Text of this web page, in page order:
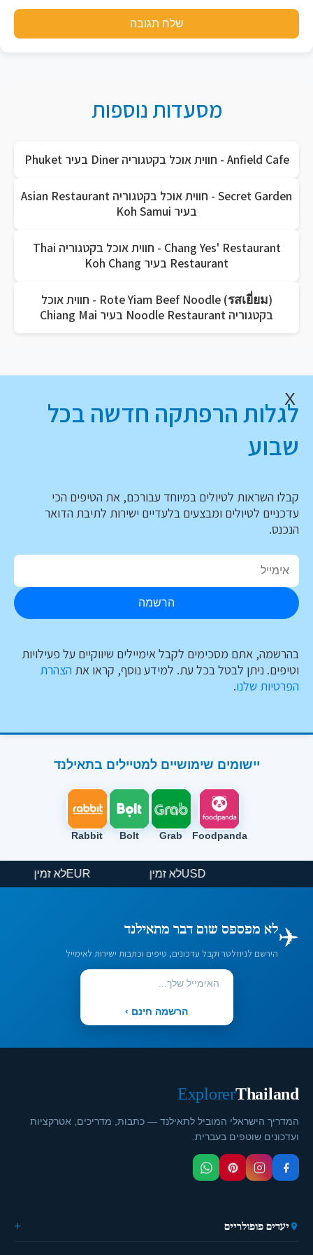
שלח תגובה
מסעדות נוספות
Anfield Cafe - חווית אוכל בקטגוריה Diner בעיר Phuket
Secret Garden - חווית אוכל בקטגוריה Asian Restaurant
בעיר Koh Samui
Chang Yes' Restaurant - חווית אוכל בקטגוריה Thai
Restaurant בעיר Koh Chang
Rote Yiam Beef Noodle (รสเยี่ยม) - חווית אוכל
בקטגוריה Noodle Restaurant בעיר Chiang Mai
X
לגלות הרפתקה חדשה בכל
שבוע
קבלו השראות לטיולים במיוחד עבורכם, את הטיפים הכי
עדכניים לטיולים ומבצעים בלעדיים ישירות לתיבת הדואר
הנכנס.
הרשמה
בהרשמה, אתם מסכימים לקבל אימיילים שיווקיים על פעילויות
וטיפים. ניתן לבטל בכל עת. למידע נוסף, קראו את הצהרת
הפרטיות שלנו.
יישומים שימושיים למטיילים בתאילנד
Foodpanda
Grab
Bolt
Rabbit
USDלא זמין EURלא זמין
✈️לא מפספס שום דבר מתאילנד
הירשם לניוזלטר וקבל עדכונים, טיפים וכתבות ישירות לאימייל
הרשמה חינם ›
Thailand
Explorer
המדריך הישראלי המוביל לתאילנד — כתבות, מדריכים, אטרקציות
ועדכונים שוטפים בעברית.
יעדים פופולריים